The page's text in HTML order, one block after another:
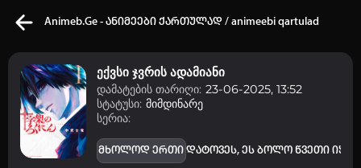
Animeb.Ge - ანიმეები ქართულად / animeebi qartulad
კვირის ტოპ 3 მოძებნადი სიტყვა
One piece my hero academia
ექვსი ჯვრის ადამიანი
დამატების თარიღი: 23-06-2025, 13:52
სტატუსი: მიმდინარე
სერია:
ბაბუის გარდა მხოლოდ ერთი დატოვეს, ეს ბოლო წვეთი